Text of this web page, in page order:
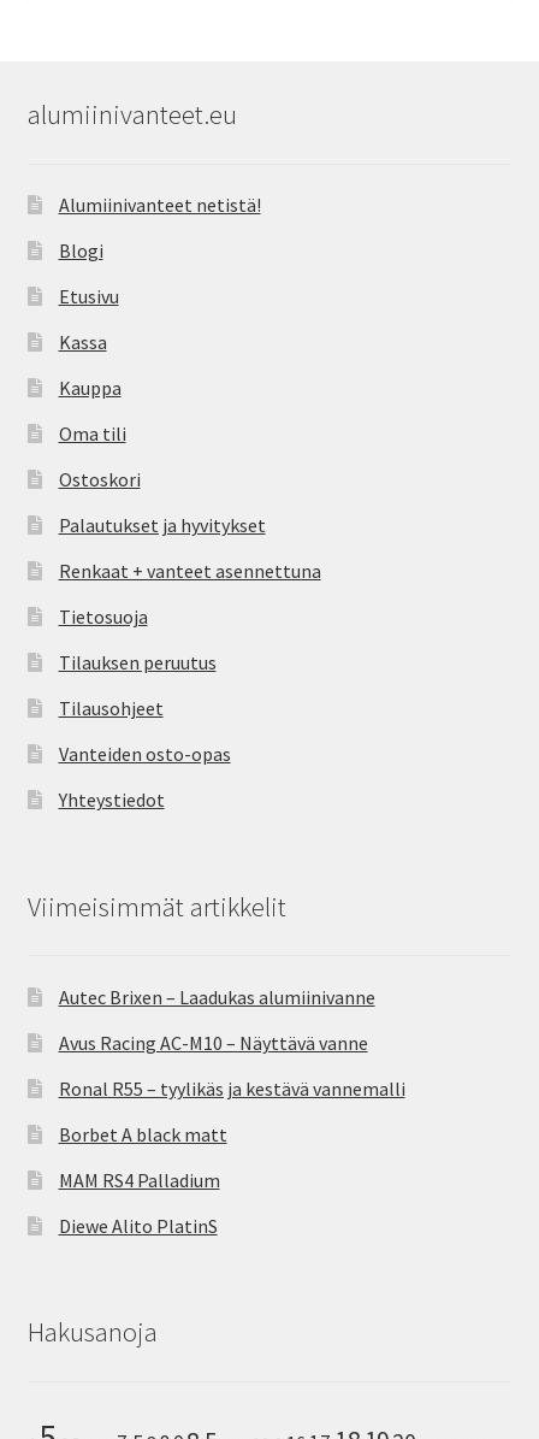
alumiinivanteet.eu
Alumiinivanteet netistä!
Blogi
Etusivu
Kassa
Kauppa
Oma tili
Ostoskori
Palautukset ja hyvitykset
Renkaat + vanteet asennettuna
Tietosuoja
Tilauksen peruutus
Tilausohjeet
Vanteiden osto-opas
Yhteystiedot
Viimeisimmät artikkelit
Autec Brixen – Laadukas alumiinivanne
Avus Racing AC-M10 – Näyttävä vanne
Ronal R55 – tyylikäs ja kestävä vannemalli
Borbet A black matt
MAM RS4 Palladium
Diewe Alito PlatinS
Hakusanoja